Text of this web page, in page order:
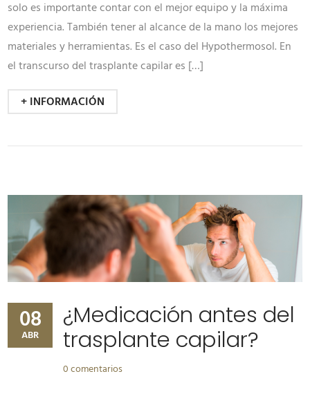
solo es importante contar con el mejor equipo y la máxima
experiencia. También tener al alcance de la mano los mejores
materiales y herramientas. Es el caso del Hypothermosol. En
el transcurso del trasplante capilar es […]
+ INFORMACIÓN
08
ABR
¿Medicación antes del
trasplante capilar?
0 comentarios